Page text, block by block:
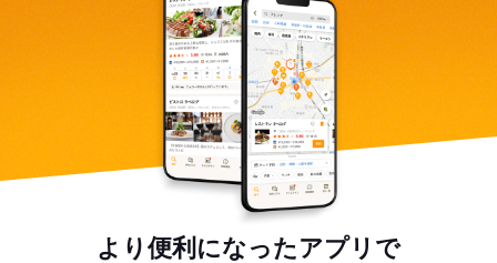
より便利になったアプリで